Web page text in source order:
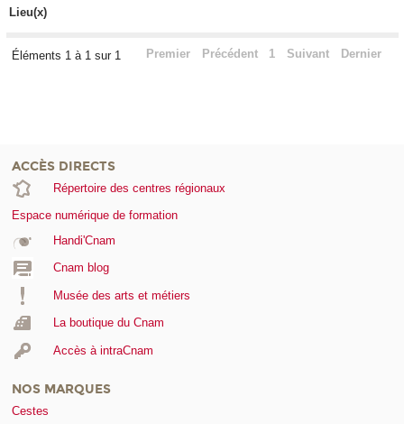
Lieu(x)
Éléments 1 à 1 sur 1 Premier Précédent 1 Suivant Dernier
ACCÈS DIRECTS
Répertoire des centres régionaux
Espace numérique de formation
Handi'Cnam
Cnam blog
Musée des arts et métiers
La boutique du Cnam
Accès à intraCnam
NOS MARQUES
Cestes